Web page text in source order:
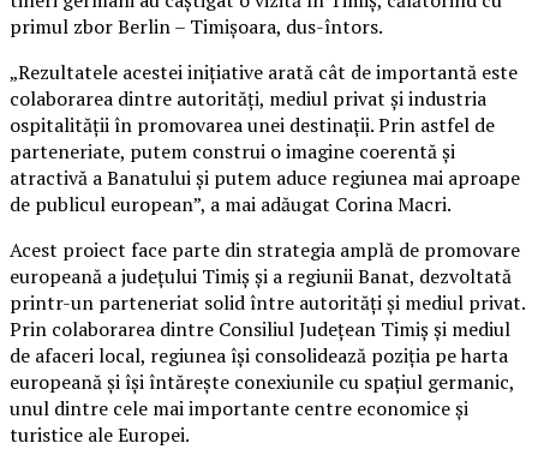
primul zbor Berlin – Timișoara, dus-întors.
„Rezultatele acestei inițiative arată cât de importantă este
colaborarea dintre autorități, mediul privat și industria
ospitalității în promovarea unei destinații. Prin astfel de
parteneriate, putem construi o imagine coerentă și
atractivă a Banatului și putem aduce regiunea mai aproape
de publicul european”, a mai adăugat Corina Macri.
Acest proiect face parte din strategia amplă de promovare
europeană a județului Timiș și a regiunii Banat, dezvoltată
printr-un parteneriat solid între autorități și mediul privat.
Prin colaborarea dintre Consiliul Județean Timiș și mediul
de afaceri local, regiunea își consolidează poziția pe harta
europeană și își întărește conexiunile cu spațiul germanic,
unul dintre cele mai importante centre economice și
turistice ale Europei.